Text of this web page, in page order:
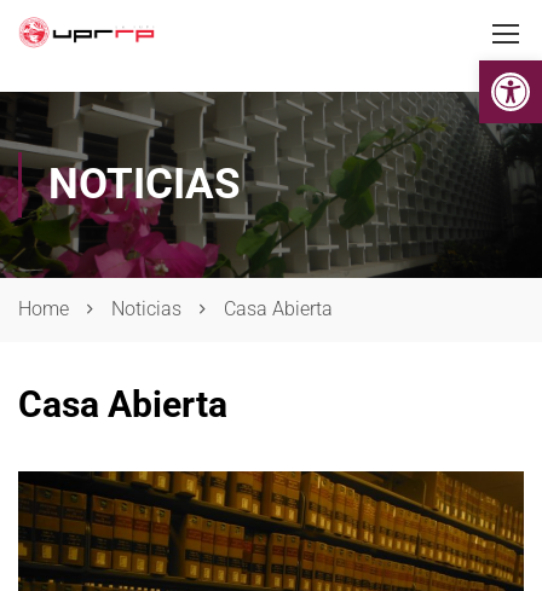
NOTICIAS
Home Noticias Casa Abierta
Casa Abierta